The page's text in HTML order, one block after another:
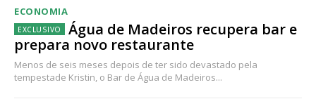
ECONOMIA
Água de Madeiros recupera bar e
prepara novo restaurante
Menos de seis meses depois de ter sido devastado pela
tempestade Kristin, o Bar de Água de Madeiros...